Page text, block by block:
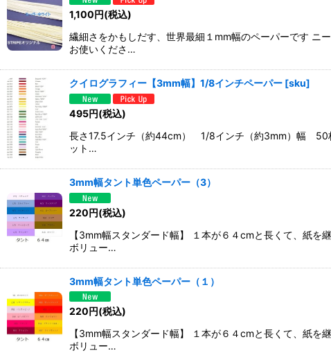
1,100円(税込)
繊細さをかもしだす、世界最細１mm幅のペーパーです ニ
お使いくださ…
クイログラフィー【3mm幅】1/8インチペーパー [sku]
495円(税込)
長さ17.5インチ（約44cm） 1/8インチ（約3mm）幅 50
ット…
3mm幅タント単色ペーパー（3）
220円(税込)
【3mm幅スタンダード幅】 １本が６４cmと長くて、紙
ボリュー…
3mm幅タント単色ペーパー（１）
220円(税込)
【3mm幅スタンダード幅】 １本が６４cmと長くて、紙
ボリュー…